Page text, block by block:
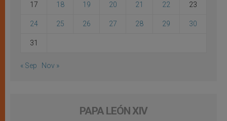
17 18 19 20 21 22 23
24 25 26 27 28 29 30
31
« Sep Nov »
PAPA LEÓN XIV